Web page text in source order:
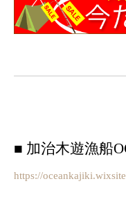
■ 加治木遊漁船
https://